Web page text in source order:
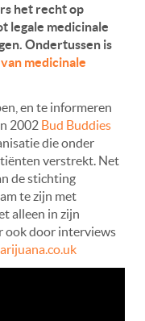
het recht op
legale medicinale
Ondertussen is
medicinale
en te informeren
2002 Bud Buddies
die onder
verstrekt. Net
de stichting
te zijn met
alleen in zijn
ook door interviews